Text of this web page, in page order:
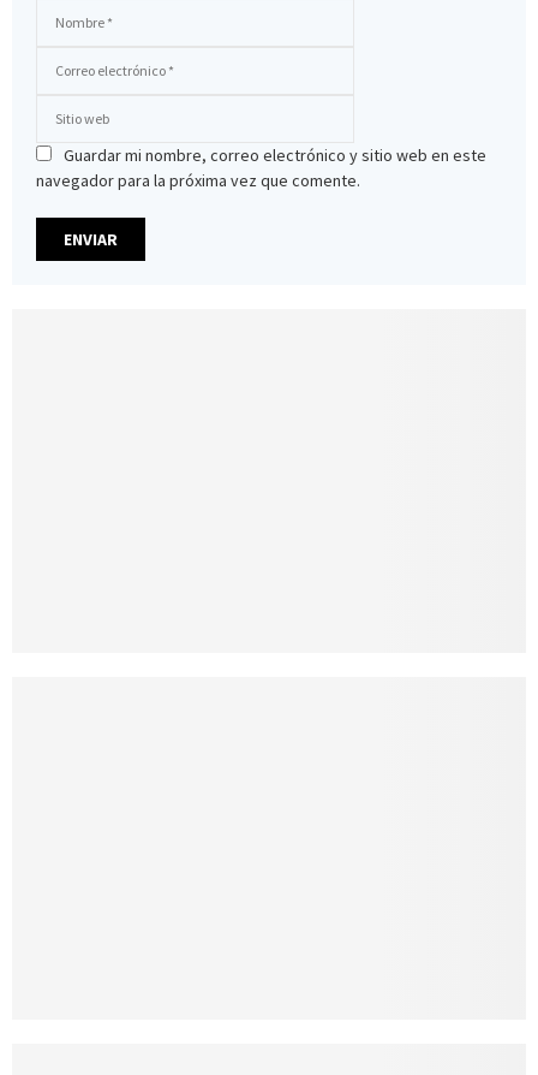
Guardar mi nombre, correo electrónico y sitio web en este
navegador para la próxima vez que comente.